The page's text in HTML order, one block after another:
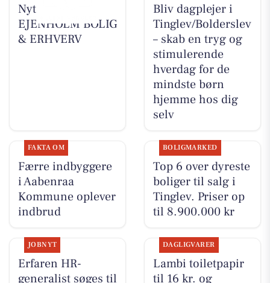
Nyt fra
EJENHOLM BOLIG
& ERHVERV
Bliv dagplejer i
Tinglev/Bolderslev
– skab en tryg og
stimulerende
hverdag for de
mindste børn
hjemme hos dig
selv
FAKTA OM
Færre indbyggere
i Aabenraa
Kommune oplever
indbrud
BOLIGMARKED
Top 6 over dyreste
boliger til salg i
Tinglev. Priser op
til 8.900.000 kr
JOBNYT
Erfaren HR-
generalist søges til
DAGLIGVARER
Lambi toiletpapir
til 16 kr. og